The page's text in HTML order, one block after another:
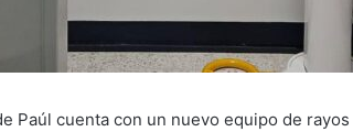
Paúl cuenta con un nuevo equipo de